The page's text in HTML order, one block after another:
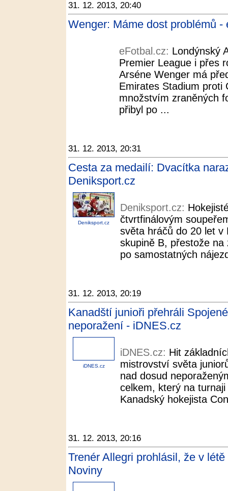
31. 12. 2013, 20:40
Wenger: Máme dost problémů -
eFotbal.cz: Londýnský
Premier League i přes
Arséne Wenger má
Emirates Stadium proti
množstvím zraněných
přibyl po ...
31. 12. 2013, 20:31
Cesta za medailí: Dvacítka
Deniksport.cz
Deniksport.cz
Deniksport.cz:
čtvrtfinálovým
světa hráčů do 20 let v
skupině B, přestože
po samostatných
31. 12. 2013, 20:19
Kanadští junioři přehráli
neporažení - iDNES.cz
iDNES.cz
iDNES.cz: Hit
mistrovství světa
nad dosud
celkem, který na
Kanadský hokejista
31. 12. 2013, 20:16
Trenér Allegri prohlásil, že v
Noviny